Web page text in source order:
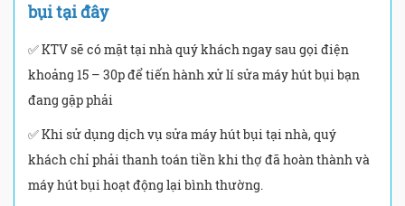
bụi tại đây
✅ KTV sẽ có mặt tại nhà quý khách ngay sau gọi điện
khoảng 15 – 30p để tiến hành xử lí sửa máy hút bụi bạn
đang gặp phải
✅ Khi sử dụng dịch vụ sửa máy hút bụi tại nhà, quý
khách chỉ phải thanh toán tiền khi thợ đã hoàn thành và
máy hút bụi hoạt động lại bình thường.